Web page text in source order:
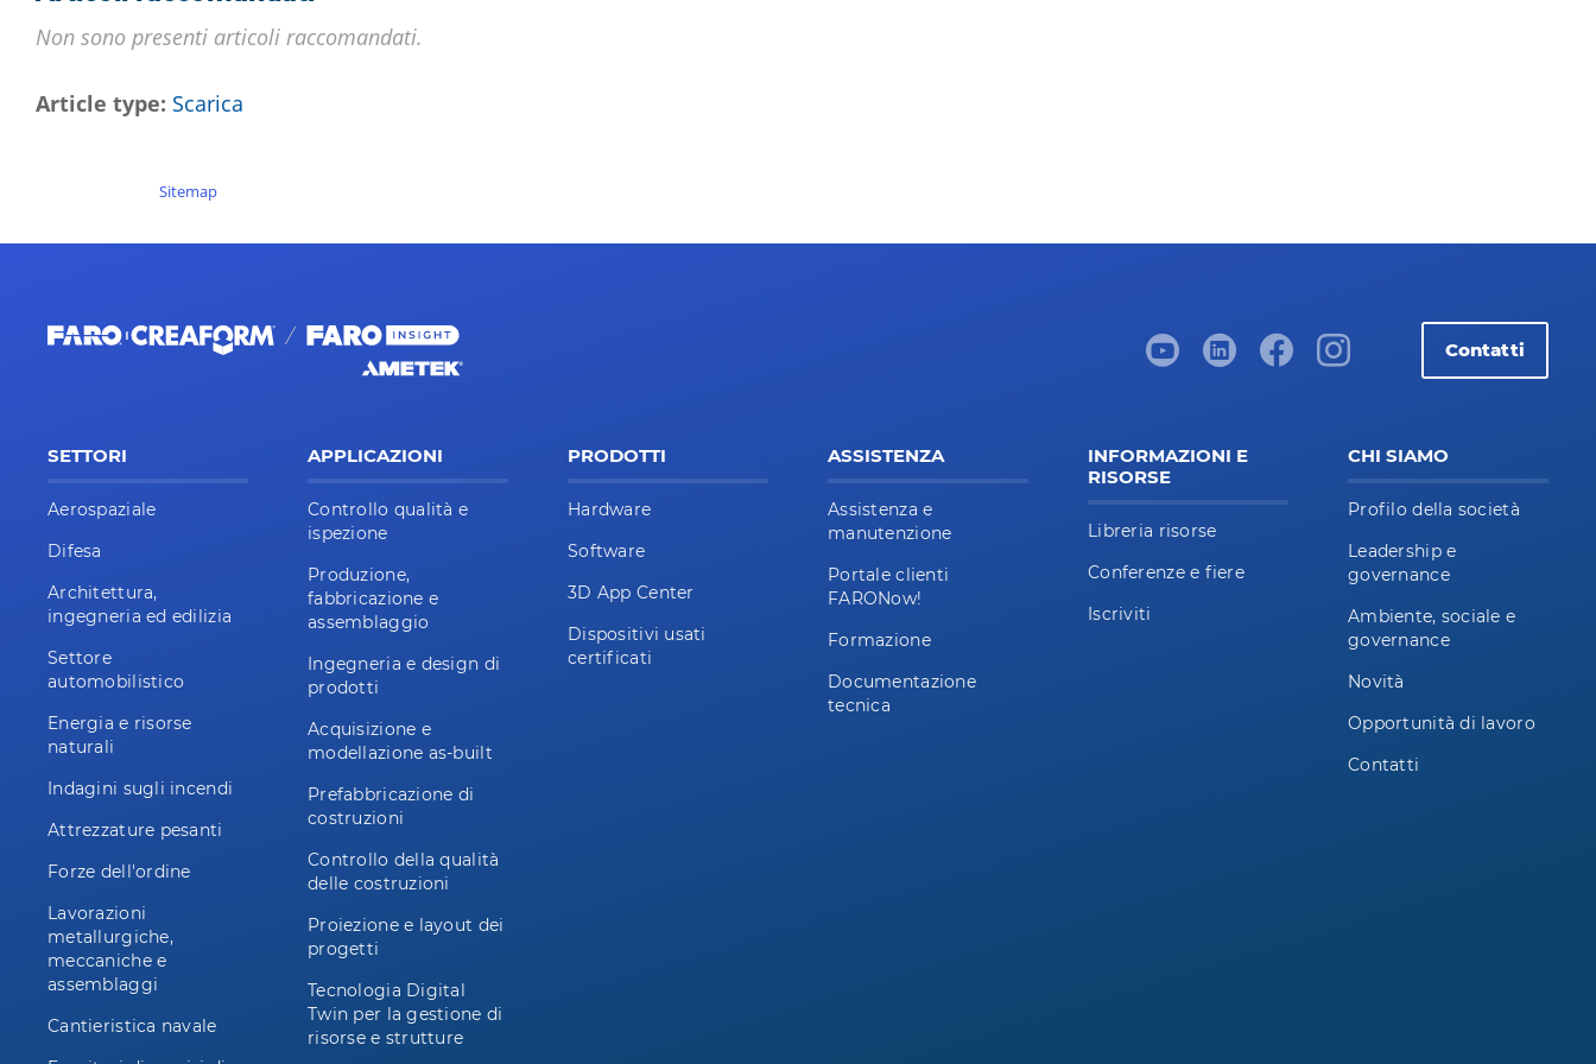
Non sono presenti articoli raccomandati.
Article type Scarica
Sitemap
Contatti
SETTORI
Aerospaziale
Difesa
Architettura,
ingegneria ed edilizia
Settore
automobilistico
Energia e risorse
naturali
Indagini sugli incendi
Attrezzature pesanti
Forze dell'ordine
Lavorazioni
metallurgiche,
meccaniche e
assemblaggi
Cantieristica navale
APPLICAZIONI
Controllo qualità e
ispezione
Produzione,
fabbricazione e
assemblaggio
Ingegneria e design di
prodotti
Acquisizione e
modellazione as-built
Prefabbricazione di
costruzioni
Controllo della qualità
delle costruzioni
Proiezione e layout dei
progetti
Tecnologia Digital
Twin per la gestione di
risorse e strutture
PRODOTTI
Hardware
Software
3D App Center
Dispositivi usati
certificati
ASSISTENZA
Assistenza e
manutenzione
Portale clienti
FARONow!
Formazione
Documentazione
tecnica
INFORMAZIONI E
RISORSE
Libreria risorse
Conferenze e fiere
Iscriviti
CHI SIAMO
Profilo della società
Leadership e
governance
Ambiente, sociale e
governance
Novità
Opportunità di lavoro
Contatti